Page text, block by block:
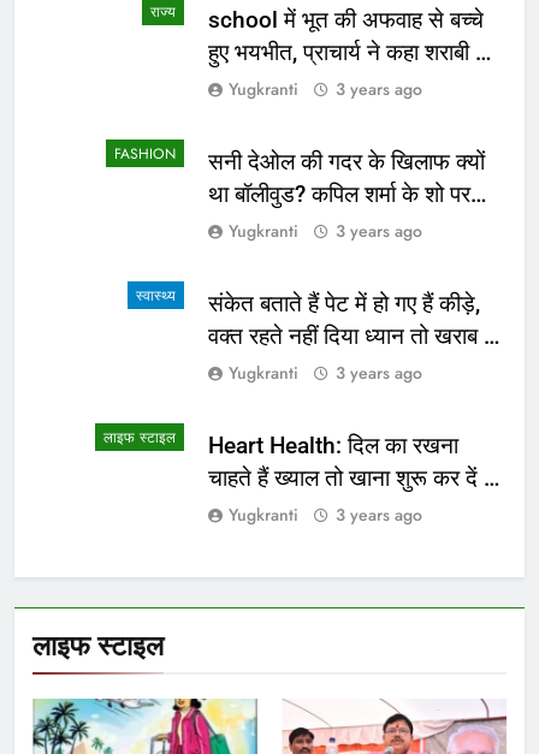
लाइफ स्टाइल
राज्य
school में भूत की अफवाह से बच्चे
हुए भयभीत, प्राचार्य ने कहा शराबी ने
उड़ाई अफवाह
Yugkranti 3 years ago
FASHION
सनी देओल की गदर के खिलाफ क्यों
था बॉलीवुड? कपिल शर्मा के शो पर
सामने आई सच्चाई
Yugkranti 3 years ago
स्वास्थ्य
संकेत बताते हैं पेट में हो गए हैं कीड़े,
वक्त रहते नहीं दिया ध्यान तो खराब हो
जाएगी हालत
Yugkranti 3 years ago
लाइफ स्टाइल
Heart Health: दिल का रखना
चाहते हैं ख्याल तो खाना शुरू कर दें ये
4 चीजें
Yugkranti 3 years ago